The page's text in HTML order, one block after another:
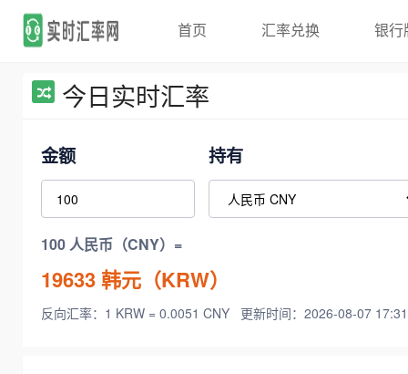
首页 汇率兑换 银行
今日实时汇率
金额 持有
100 人民币（CNY）=
19633韩元（KRW）
反向汇率：1 KRW = 0.0051 CNY 更新时间：2026-08-07